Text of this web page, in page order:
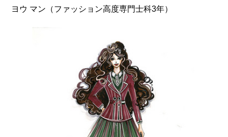
ヨウ マン（ファッション高度専門士科3年）